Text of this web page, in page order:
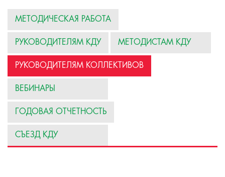
МЕТОДИЧЕСКАЯ РАБОТА
РУКОВОДИТЕЛЯМ КДУ МЕТОДИСТАМ КДУ
РУКОВОДИТЕЛЯМ КОЛЛЕКТИВОВ
ВЕБИНАРЫ
ГОДОВАЯ ОТЧЕТНОСТЬ
СЪЕЗД КДУ